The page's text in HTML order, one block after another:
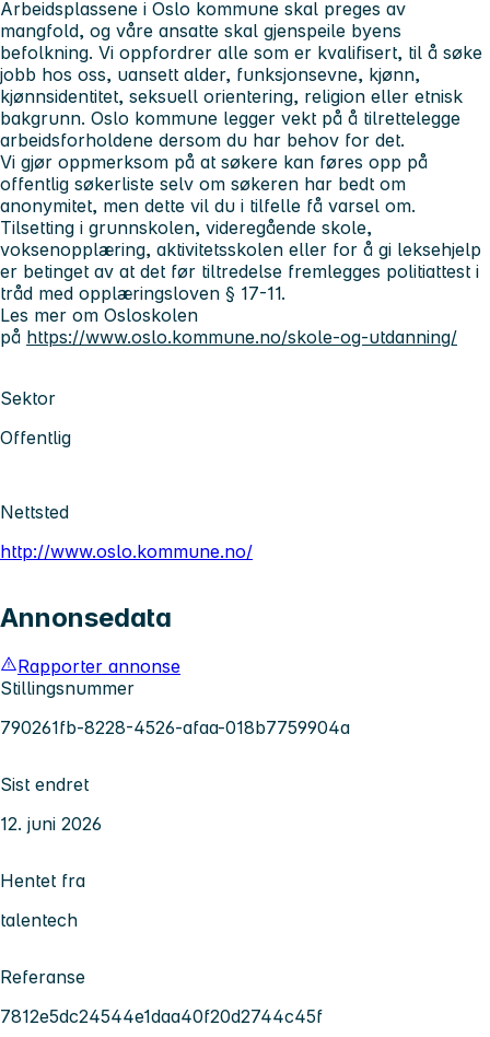
Arbeidsplassene i Oslo kommune skal preges av
mangfold, og våre ansatte skal gjenspeile byens
befolkning. Vi oppfordrer alle som er kvalifisert, til å søke
jobb hos oss, uansett alder, funksjonsevne, kjønn,
kjønnsidentitet, seksuell orientering, religion eller etnisk
bakgrunn. Oslo kommune legger vekt på å tilrettelegge
arbeidsforholdene dersom du har behov for det.
Vi gjør oppmerksom på at søkere kan føres opp på
offentlig søkerliste selv om søkeren har bedt om
anonymitet, men dette vil du i tilfelle få varsel om.
Tilsetting i grunnskolen, videregående skole,
voksenopplæring, aktivitetsskolen eller for å gi leksehjelp
er betinget av at det før tiltredelse fremlegges politiattest i
tråd med opplæringsloven § 17-11.
Les mer om Osloskolen
på https://www.oslo.kommune.no/skole-og-utdanning/
Sektor
Offentlig
Nettsted
http://www.oslo.kommune.no/
Annonsedata
Rapporter annonse
Stillingsnummer
790261fb-8228-4526-afaa-018b7759904a
Sist endret
12. juni 2026
Hentet fra
talentech
Referanse
7812e5dc24544e1daa40f20d2744c45f